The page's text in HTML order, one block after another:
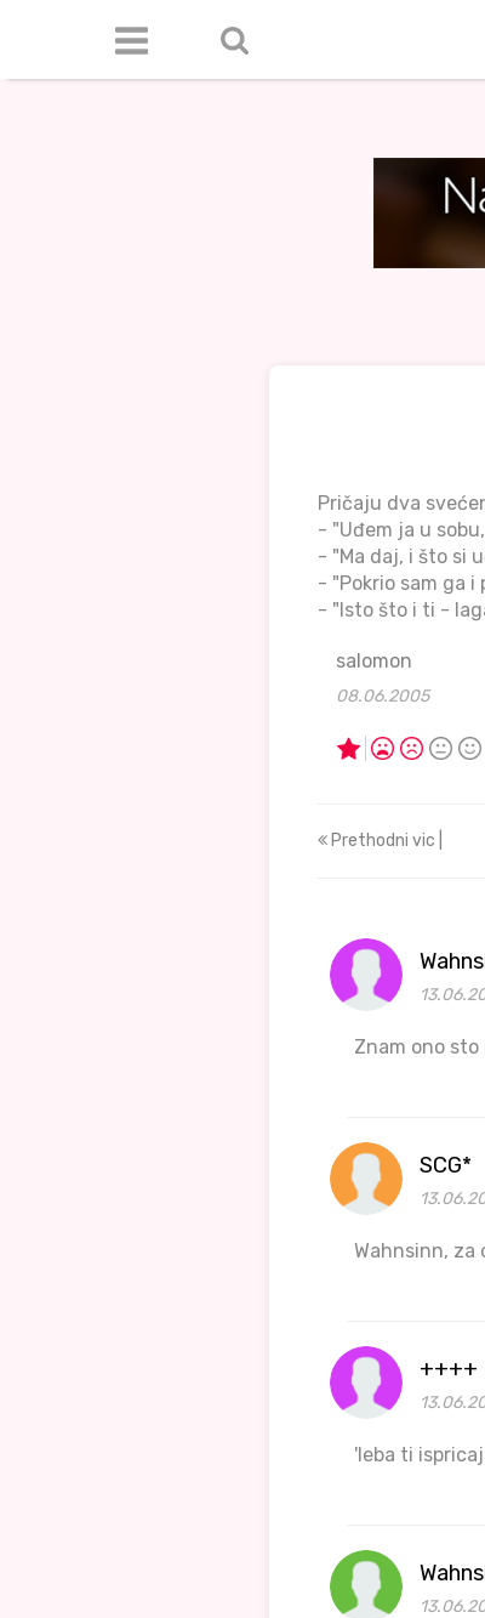
Pričaju dva
- "Uđem ja u
- "Ma daj, i što si
- "Pokrio sam ga
- "Isto što i ti -
salomon
08.06.2005
Prethodni vic |
Znam ono
SCG*
Wahnsinn, za
++++
'leba ti